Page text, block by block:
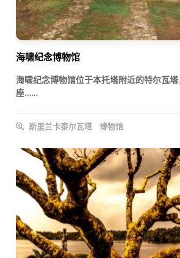
海啸纪念博物馆
海啸纪念博物馆位于本托塔附近的特尔瓦
座……
斯里兰卡泰尔瓦塔 博物馆